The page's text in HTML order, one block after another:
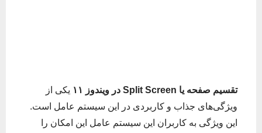
تقسیم صفحه یا Split Screen در ویندوز ۱۱
یکی از
ویژگی‌های جذاب و کاربردی در این سیستم عامل است.
این ویژگی به کاربران این سیستم عامل این امکان را